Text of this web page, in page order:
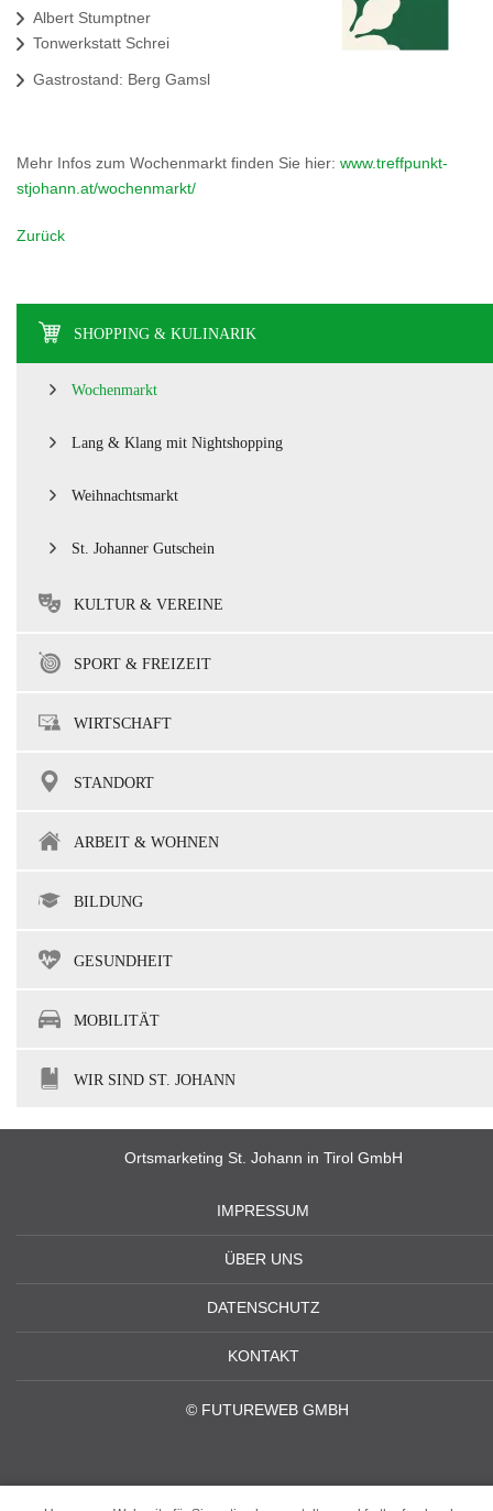
Albert Stumptner
Tonwerkstatt Schrei
Gastrostand: Berg Gamsl
Mehr Infos zum Wochenmarkt finden Sie hier: www.treffpunkt-
stjohann.at/wochenmarkt/
Zurück
SHOPPING & KULINARIK
Wochenmarkt
Lang & Klang mit Nightshopping
Weihnachtsmarkt
St. Johanner Gutschein
KULTUR & VEREINE
SPORT & FREIZEIT
WIRTSCHAFT
STANDORT
ARBEIT & WOHNEN
BILDUNG
GESUNDHEIT
MOBILITÄT
WIR SIND ST. JOHANN
Ortsmarketing St. Johann in Tirol GmbH
IMPRESSUM
ÜBER UNS
DATENSCHUTZ
KONTAKT
© FUTUREWEB GMBH